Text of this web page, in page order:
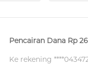
Pencairan Dana Rp
Ke rekening